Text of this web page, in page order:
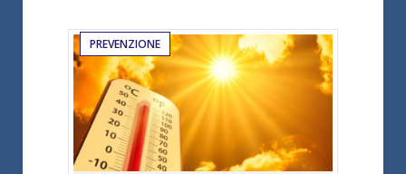
PREVENZIONE